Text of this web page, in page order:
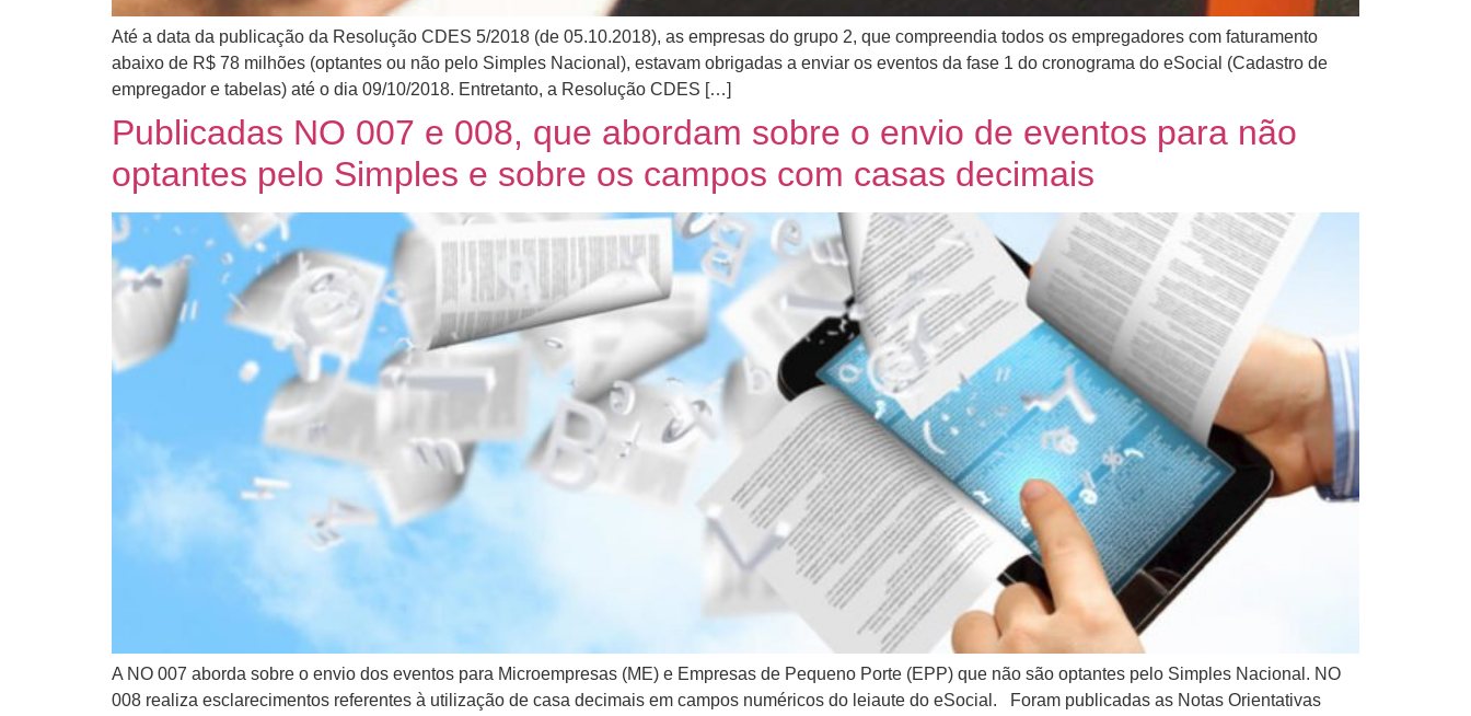
Até a data da publicação da Resolução CDES 5/2018 (de 05.10.2018), as empresas do grupo 2, que compreendia todos os empregadores com faturamento
abaixo de R$ 78 milhões (optantes ou não pelo Simples Nacional), estavam obrigadas a enviar os eventos da fase 1 do cronograma do eSocial (Cadastro de
empregador e tabelas) até o dia 09/10/2018. Entretanto, a Resolução CDES […]
Publicadas NO 007 e 008, que abordam sobre o envio de eventos para não
optantes pelo Simples e sobre os campos com casas decimais
A NO 007 aborda sobre o envio dos eventos para Microempresas (ME) e Empresas de Pequeno Porte (EPP) que não são optantes pelo Simples Nacional. NO
008 realiza esclarecimentos referentes à utilização de casa decimais em campos numéricos do leiaute do eSocial. Foram publicadas as Notas Orientativas